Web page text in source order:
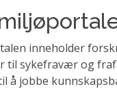
inneholder
til sykefravær og
å jobbe